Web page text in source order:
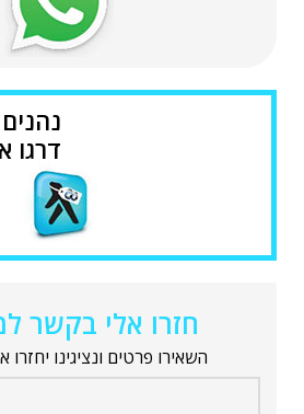
דרגו
חזרו אלי בקשר
השאירו פרטים ונציגינו